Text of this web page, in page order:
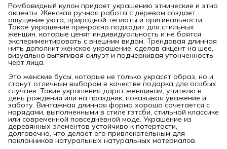
Ромбовидный кулон придает украшению этнические и этно
акценты. Женская ручная работа с деревом создает
ощущение уюта, природной теплоты и оригинальности.
Такое украшение прекрасно подходит для стильных
женщин, которые ценят индивидуальность и не боятся
экспериментировать с внешним видом. Трендовая длинная
нить дополнит женское украшение, сделав акцент на шее,
визуально вытягивая силуэт и подчеркивая утонченность
черт лица.
Это женские бусы, которые не только украсят образ, но и
станут отличным выбором в качестве подарка для особых
случаев. Такие украшения дарят женщинам, учителю в
день рождения или на праздник, показывая уважение и
заботу. Винтажная длинная форма хорошо сочетается с
нарядами, выполненными в стиле гэтсби, стильной классике
или современной повседневной моде. Украшение из
деревянных элементов устойчиво к потертости,
долговечно, что делает его привлекательным для
поклонников натуральных натуральных материалов.